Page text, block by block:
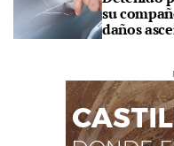
su
daños